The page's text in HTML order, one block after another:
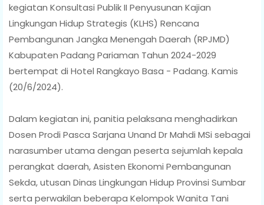
kegiatan Konsultasi Publik II Penyusunan Kajian
Lingkungan Hidup Strategis (KLHS) Rencana
Pembangunan Jangka Menengah Daerah (RPJMD)
Kabupaten Padang Pariaman Tahun 2024-2029
bertempat di Hotel Rangkayo Basa - Padang. Kamis
(20/6/2024).
Dalam kegiatan ini, panitia pelaksana menghadirkan
Dosen Prodi Pasca Sarjana Unand Dr Mahdi MSi sebagai
narasumber utama dengan peserta sejumlah kepala
perangkat daerah, Asisten Ekonomi Pembangunan
Sekda, utusan Dinas Lingkungan Hidup Provinsi Sumbar
serta perwakilan beberapa Kelompok Wanita Tani